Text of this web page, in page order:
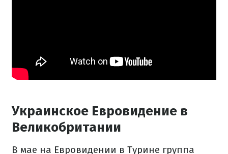
Украинское Евровидение в
Великобритании
В мае на Евровидении в Турине группа